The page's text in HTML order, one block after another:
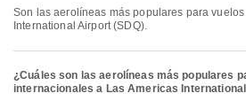
son las aerolíneas más populares para vuelos domésticos a Las Americas
International Airport (SDQ).
¿Cuáles son las aerolíneas más populares
internacionales a Las Americas